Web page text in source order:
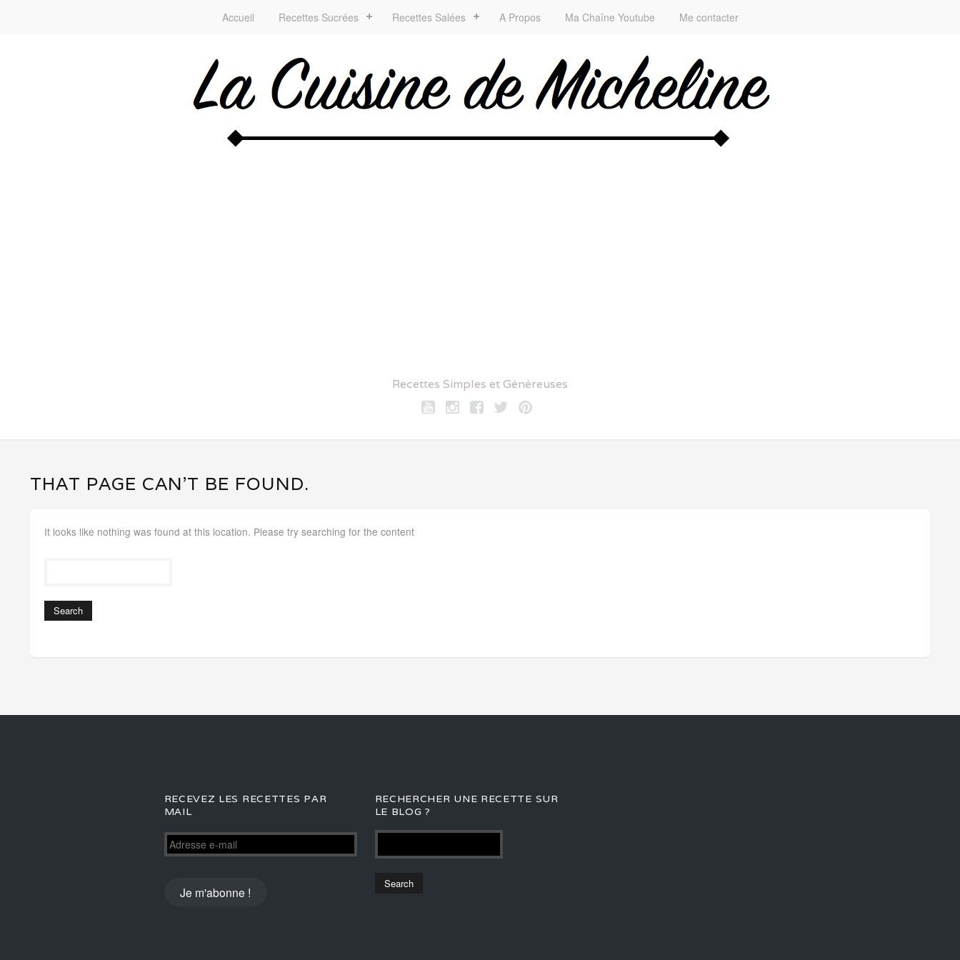
Accueil Recettes Sucrées Recettes Salées A Propos Ma Chaîne Youtube Me contacter
Recettes Simples et Généreuses
THAT PAGE CAN’T BE FOUND.
It looks like nothing was found at this location. Please try searching for the content
RECEVEZ LES RECETTES PAR
MAIL
Adresse
e-
Je m'abonne !
RECHERCHER UNE RECETTE SUR
LE BLOG ?